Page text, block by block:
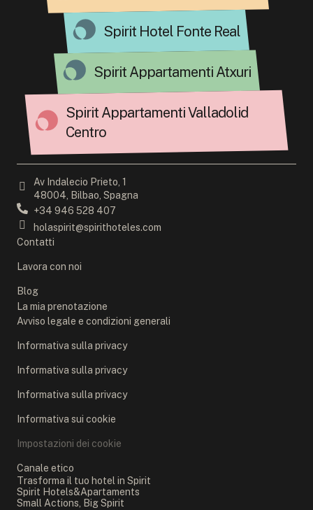
Spirit Hotel Fonte Real
Spirit Appartamenti Atxuri
Spirit Appartamenti Valladolid
Centro
Av Indalecio Prieto, 1
48004, Bilbao, Spagna
+34 946 528 407
holaspirit@spirithoteles.com
Contatti
Lavora con noi
Blog
La mia prenotazione
Avviso legale e condizioni generali
Informativa sulla privacy
Informativa sulla privacy
Informativa sulla privacy
Informativa sui cookie
Impostazioni dei cookie
Canale etico
Trasforma il tuo hotel in Spirit
Spirit Hotels&Apartaments
Small Actions, Big Spirit